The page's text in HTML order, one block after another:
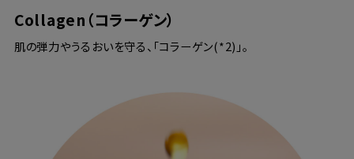
Collagen（コラーゲン）
肌の弾力やうるおいを守る、「コラーゲン(*2)」。